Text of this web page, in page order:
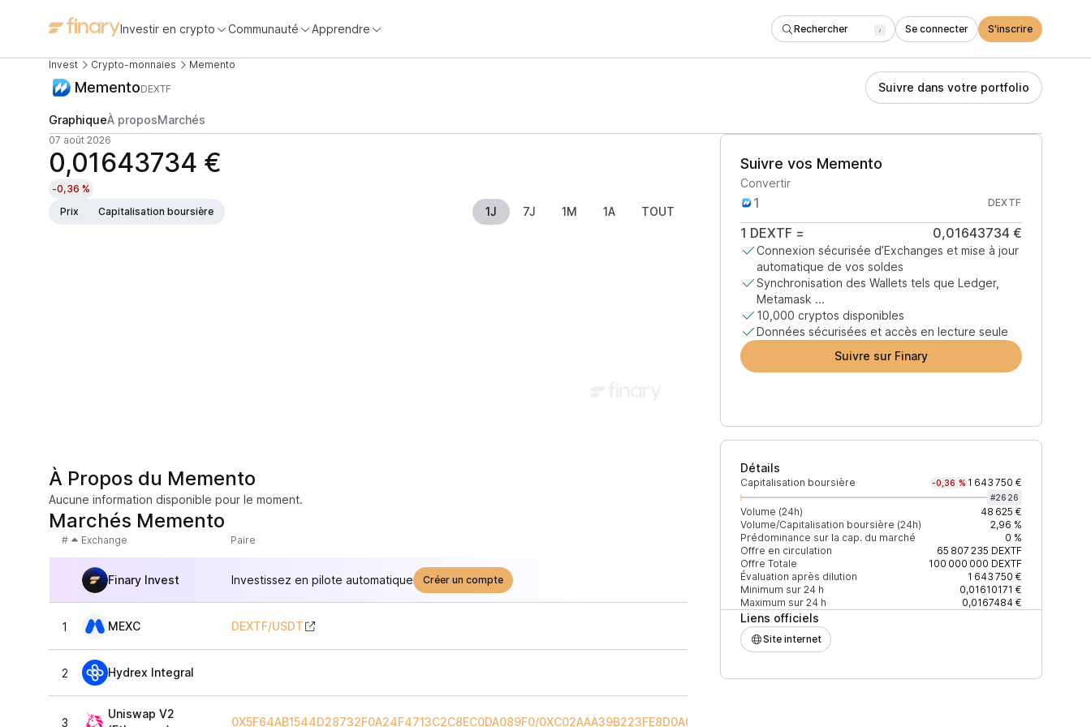
Investir en crypto Communauté Apprendre Rechercher / Se connecter S'inscrire
Invest Crypto-monnaies Memento
MementoDEXTF Suivre dans votre portfolio
GraphiqueÀ proposMarchés
07 août 2026
0,01643734 €
-0,36 %
Prix
Capitalisation boursière 1J 7J 1M 1A TOUT
Suivre vos Memento
Convertir
DEXTF
1 DEXTF = 0,01643734 €
Connexion sécurisée d’Exchanges et mise à jour
automatique de vos soldes
Synchronisation des Wallets tels que Ledger,
Metamask ...
10,000 cryptos disponibles
Données sécurisées et accès en lecture seule
Suivre sur Finary
Détails
Capitalisation boursière -0,36 % 1 643 750 €
#2626
Volume (24h)
48 625 €
Volume/Capitalisation boursière (24h)
2,96 %
Prédominance sur la cap. du marché
0 %
Offre en circulation
65 807 235 DEXTF
Offre Totale
100 000 000 DEXTF
Évaluation après dilution
1 643 750 €
Minimum sur 24 h
0,01610171 €
Maximum sur 24 h
0,0167484 €
Liens officiels
Site internet
À Propos du Memento
Aucune information disponible pour le moment.
Marchés Memento
# Exchange Paire +2% depth
Finary Invest Investissez en pilote automatique Créer un compte
1 MEXC DEXTF/USDT
2 Hydrex Integral 1 748 $
3
Uniswap V2
0X5F64AB1544D28732F0A24F4713C2C8EC0DA089F0/0XC02AAA39B223FE8D0A0E5C4F27EAD9083C756CC2